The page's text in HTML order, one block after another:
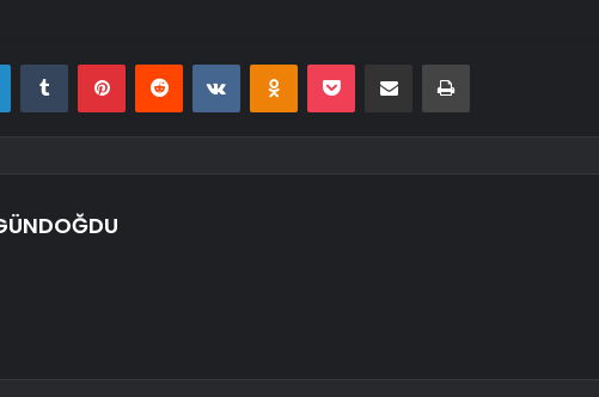
LinkedInTumblr PinterestReddit VKontakteOdnoklassniki
Pocket Share via Email Print